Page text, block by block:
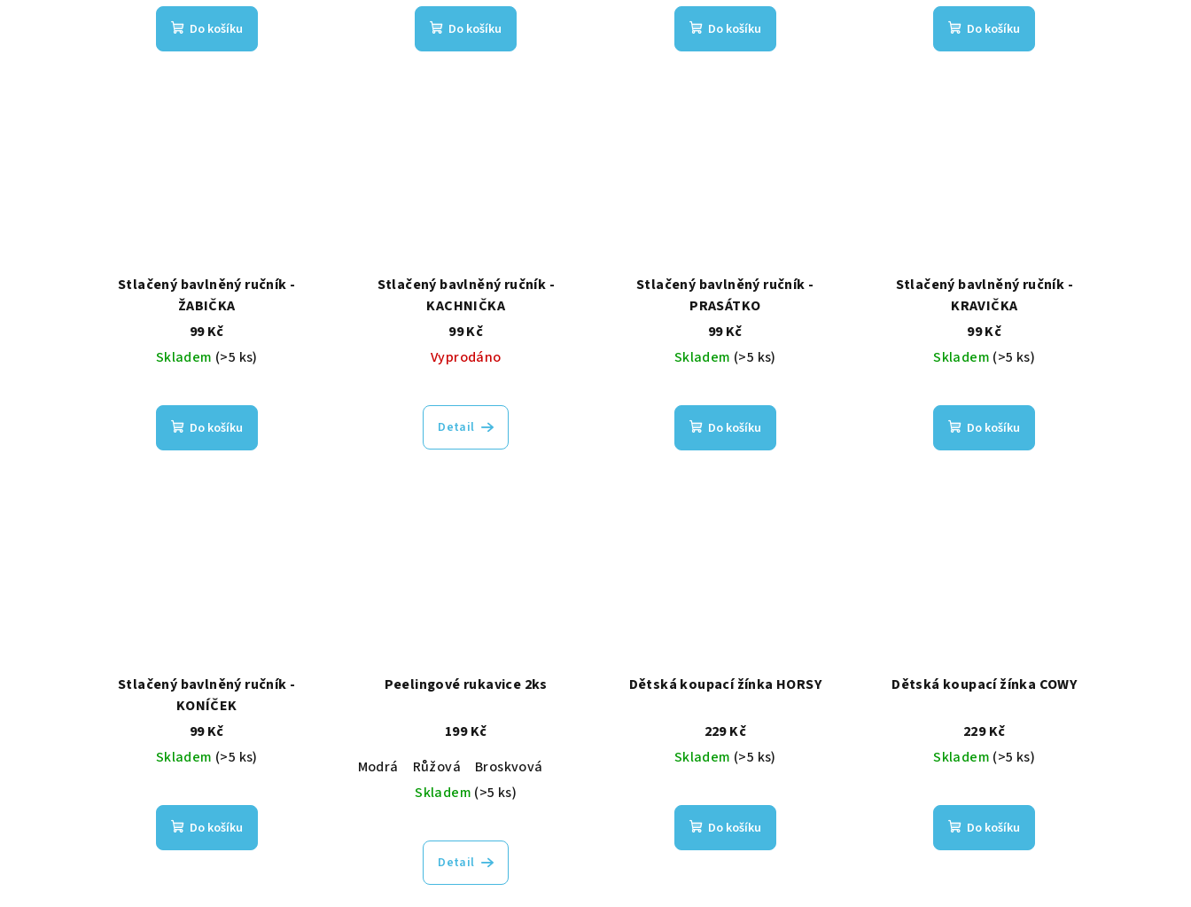
Do košíku Do košíku Do košíku Do košíku
Stlačený bavlněný ručník -
ŽABIČKA
99 Kč
Skladem (>5 ks)
Do košíku
Stlačený bavlněný ručník -
KACHNIČKA
99 Kč
Vyprodáno
Detail
Stlačený bavlněný ručník -
PRASÁTKO
99 Kč
Skladem (>5 ks)
Do košíku
Stlačený bavlněný ručník -
KRAVIČKA
99 Kč
Skladem (>5 ks)
Do košíku
Stlačený bavlněný ručník -
KONÍČEK
99 Kč
Skladem (>5 ks)
Do košíku
Peelingové rukavice 2ks
199 Kč
Modrá
Růžová
Broskvová
Skladem (>5 ks)
Detail
Dětská koupací žínka HORSY
229 Kč
Skladem (>5 ks)
Do košíku
Dětská koupací žínka COWY
229 Kč
Skladem (>5 ks)
Do košíku